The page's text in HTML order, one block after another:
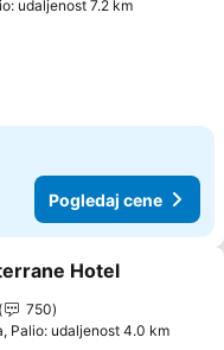
udaljenost 7.2 km
Pogledaj cene
u favorite
Hotel
750
Palio: udaljenost 4.0 km